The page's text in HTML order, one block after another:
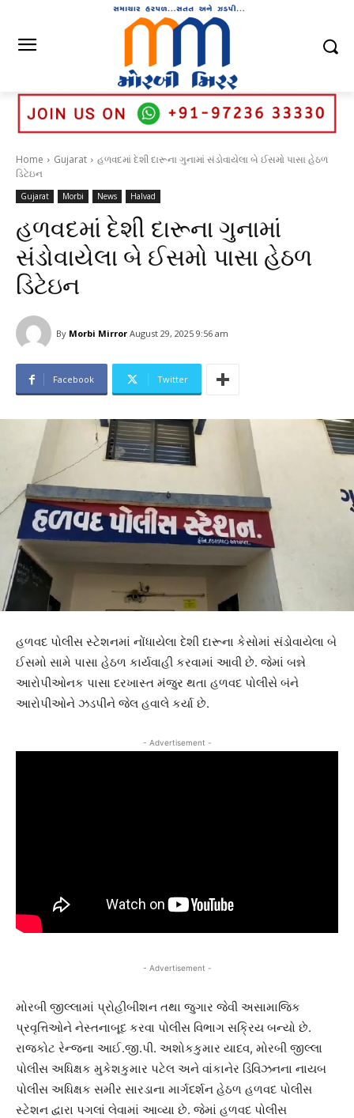
Home Gujarat
હળવદમાં દેશી દારૂના ગુનામાં સંડોવાયેલા બે ઈસમો પાસા હેઠળ
ડિટેઇન
Gujarat Morbi News Halvad
હળવદમાં દેશી દારૂના ગુનામાં
સંડોવાયેલા બે ઈસમો પાસા હેઠળ
ડિટેઇન
By Morbi Mirror August 29, 2025 9:56 am
Facebook Twitter
હળવદ પોલીસ સ્ટેશનમાં નોંધાયેલા દેશી દારૂના કેસોમાં સંડોવાયેલા બે
ઈસમો સામે પાસા હેઠળ કાર્યવાહી કરવામાં આવી છે. જેમાં બન્ને
આરોપીઓનક પાસા દરખાસ્ત મંજુર થતા હળવદ પોલીસે બંને
આરોપીઓને ઝડપીને જેલ હવાલે કર્યા છે.
- Advertisement -
- Advertisement -
મોરબી જીલ્લામાં પ્રોહીબીશન તથા જુગાર જેવી અસામાજિક
પ્રવૃત્તિઓને નેસ્તનાબૂદ કરવા પોલીસ વિભાગ સક્રિય બન્યો છે.
રાજકોટ રેન્જના આઈ.જી.પી. અશોકકુમાર યાદવ, મોરબી જીલ્લા
પોલીસ અધિક્ષક મુકેશકુમાર પટેલ અને વાંકાનેર ડિવિઝનના નાયબ
પોલીસ અધિક્ષક સમીર સારડાના માર્ગદર્શન હેઠળ હળવદ પોલીસ
સ્ટેશન દ્વારા પગલાં લેવામાં આવ્યા છે. જેમાં હળવદ પોલીસ